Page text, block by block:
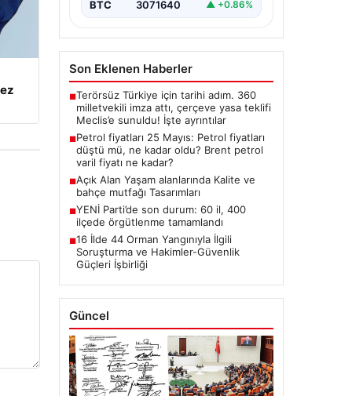
BTC 3071640 ▲ +0.86%
Son Eklenen Haberler
■Terörsüz Türkiye için tarihi adım. 360
milletvekili imza attı, çerçeve yasa teklifi
Meclis’e sunuldu! İşte ayrıntılar
■Petrol fiyatları 25 Mayıs: Petrol fiyatları
düştü mü, ne kadar oldu? Brent petrol
varil fiyatı ne kadar?
■Açık Alan Yaşam alanlarında Kalite ve
bahçe mutfağı Tasarımları
■YENİ Parti’de son durum: 60 il, 400
ilçede örgütlenme tamamlandı
■16 İlde 44 Orman Yangınıyla İlgili
Soruşturma ve Hakimler-Güvenlik
Güçleri İşbirliği
Güncel